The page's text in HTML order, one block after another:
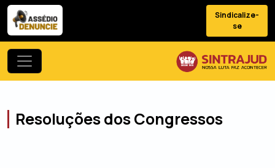
Sindicalize-
se
Resoluções dos Congressos